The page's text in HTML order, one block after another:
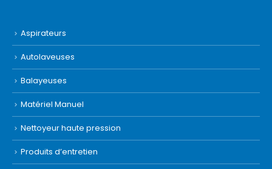
Aspirateurs
Autolaveuses
Balayeuses
Matériel Manuel
Nettoyeur haute pression
Produits d’entretien